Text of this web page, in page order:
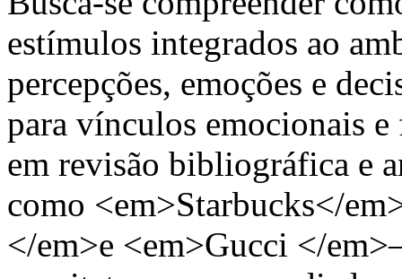
estímulos integrados ao
percepções, emoções e
para vínculos emocionais
em revisão bibliográfica e
como <em>Starbucks</
</em>e <em>Gucci </